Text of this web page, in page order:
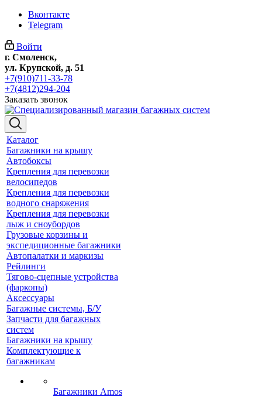
Вконтакте
Telegram
Войти
г. Смоленск,
ул. Крупской, д. 51
+7(910)711-33-78
+7(4812)294-204
Заказать звонок
Каталог
Багажники на крышу
Автобоксы
Крепления для перевозки
велосипедов
Крепления для перевозки
водного снаряжения
Крепления для перевозки
лыж и сноубордов
Грузовые корзины и
экспедиционные багажники
Автопалатки и маркизы
Рейлинги
Тягово-сцепные устройства
(фаркопы)
Аксессуары
Багажные системы, Б/У
Запчасти для багажных
систем
Багажники на крышу
Комплектующие к
багажникам
Багажники Amos